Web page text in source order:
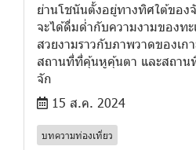
ย่านโชนันตั้งอยู่ทางทิศใต้ของ
จะได้ดื่มด่ำกับความงามของท
สวยงามราวกับภาพวาดของเก
สถานที่ที่คุ้นหูคุ้นตา และสถาน
จัก
15 ส.ค. 2024
บทความท่องเที่ยว